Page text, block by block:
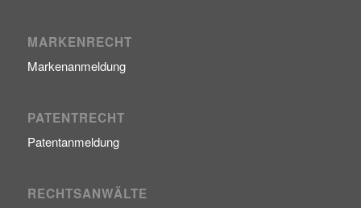
MARKENRECHT
Markenanmeldung
PATENTRECHT
Patentanmeldung
RECHTSANWÄLTE